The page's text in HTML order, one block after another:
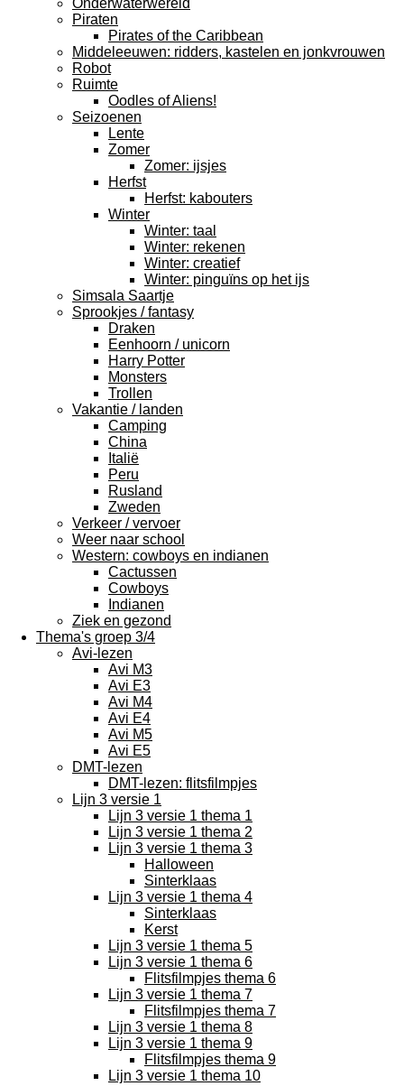
Onderwaterwereld
Piraten
Pirates of the Caribbean
Middeleeuwen: ridders, kastelen en jonkvrouwen
Robot
Ruimte
Oodles of Aliens!
Seizoenen
Lente
Zomer
Zomer: ijsjes
Herfst
Herfst: kabouters
Winter
Winter: taal
Winter: rekenen
Winter: creatief
Winter: pinguïns op het ijs
Simsala Saartje
Sprookjes / fantasy
Draken
Eenhoorn / unicorn
Harry Potter
Monsters
Trollen
Vakantie / landen
Camping
China
Italië
Peru
Rusland
Zweden
Verkeer / vervoer
Weer naar school
Western: cowboys en indianen
Cactussen
Cowboys
Indianen
Ziek en gezond
Thema's groep 3/4
Avi-lezen
Avi M3
Avi E3
Avi M4
Avi E4
Avi M5
Avi E5
DMT-lezen
DMT-lezen: flitsfilmpjes
Lijn 3 versie 1
Lijn 3 versie 1 thema 1
Lijn 3 versie 1 thema 2
Lijn 3 versie 1 thema 3
Halloween
Sinterklaas
Lijn 3 versie 1 thema 4
Sinterklaas
Kerst
Lijn 3 versie 1 thema 5
Lijn 3 versie 1 thema 6
Flitsfilmpjes thema 6
Lijn 3 versie 1 thema 7
Flitsfilmpjes thema 7
Lijn 3 versie 1 thema 8
Lijn 3 versie 1 thema 9
Flitsfilmpjes thema 9
Lijn 3 versie 1 thema 10